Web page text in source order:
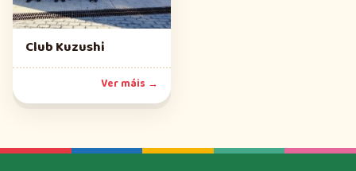
Club Kuzushi
Ver máis →